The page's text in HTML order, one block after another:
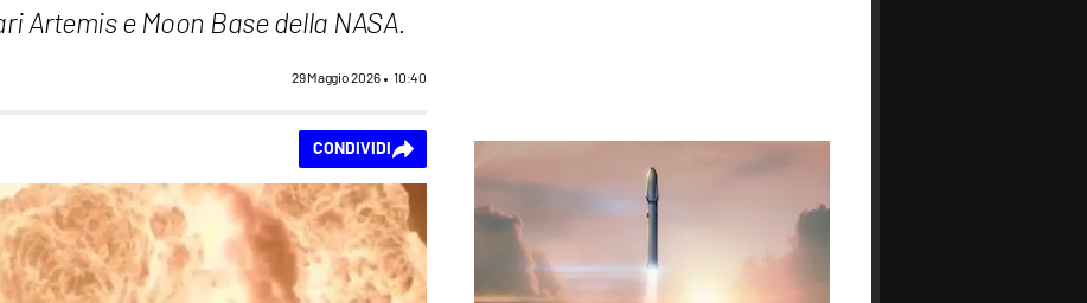
Artemis e Moon Base della NASA.
29 Maggio 2026 10:40
CONDIVIDI